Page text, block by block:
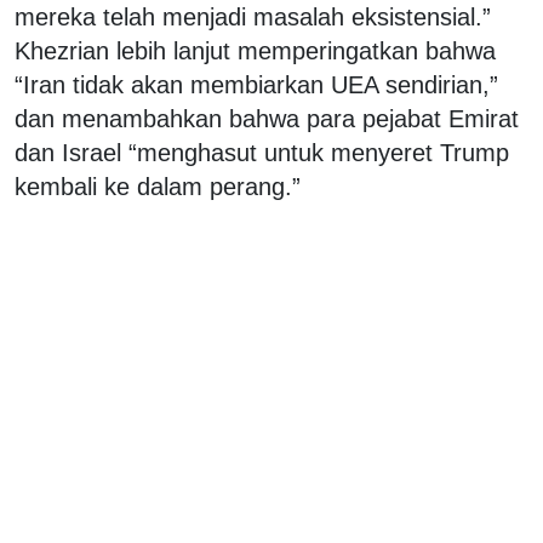
mereka telah menjadi masalah eksistensial.”
Khezrian lebih lanjut memperingatkan bahwa
“Iran tidak akan membiarkan UEA sendirian,”
dan menambahkan bahwa para pejabat Emirat
dan Israel “menghasut untuk menyeret Trump
kembali ke dalam perang.”